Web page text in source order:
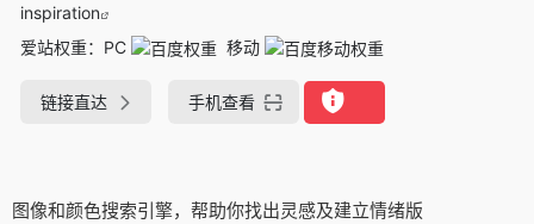
inspiration
爱站权重： PC 移动
链接直达 手机查看
图像和颜色搜索引擎，帮助你找出灵感及建立情绪版